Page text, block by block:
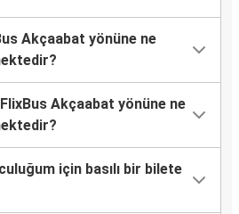
Akçaabat yönüne ne
FlixBus Akçaabat yönüne ne
için basılı bir bilete